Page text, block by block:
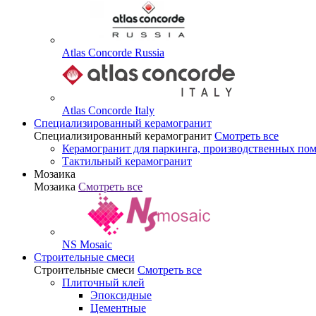
Atlas Concorde Russia
Atlas Concorde Italy
Специализированный керамогранит
Специализированный керамогранит Смотреть все
Керамогранит для паркинга, производственных
Тактильный керамогранит
Мозаика
Мозаика Смотреть все
NS Mosaic
Строительные смеси
Строительные смеси Смотреть все
Плиточный клей
Эпоксидные
Цементные